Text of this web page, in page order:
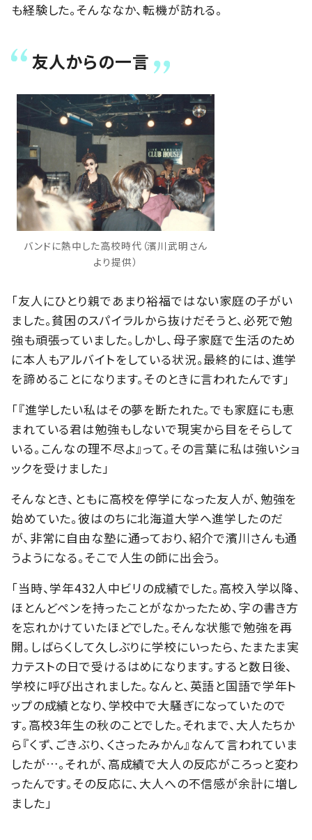
も経験した。そんななか、転機が訪れる。
友人からの一言
バンドに熱中した高校時代（濱川武明さん
より提供）
「友人にひとり親であまり裕福ではない家庭の子がい
ました。貧困のスパイラルから抜けだそうと、必死で勉
強も頑張っていました。しかし、母子家庭で生活のため
に本人もアルバイトをしている状況。最終的には、進学
を諦めることになります。そのときに言われたんです」
「『進学したい私はその夢を断たれた。でも家庭にも恵
まれている君は勉強もしないで現実から目をそらして
いる。こんなの理不尽よ』って。その言葉に私は強いショ
ックを受けました」
そんなとき、ともに高校を停学になった友人が、勉強を
始めていた。彼はのちに北海道大学へ進学したのだ
が、非常に自由な塾に通っており、紹介で濱川さんも通
うようになる。そこで人生の師に出会う。
「当時、学年432人中ビリの成績でした。高校入学以降、
ほとんどペンを持ったことがなかったため、字の書き方
を忘れかけていたほどでした。そんな状態で勉強を再
開。しばらくして久しぶりに学校にいったら、たまたま実
力テストの日で受けるはめになります。すると数日後、
学校に呼び出されました。なんと、英語と国語で学年ト
ップの成績となり、学校中で大騒ぎになっていたので
す。高校3年生の秋のことでした。それまで、大人たちか
ら『くず、ごきぶり、くさったみかん』なんて言われていま
したが…。それが、高成績で大人の反応がころっと変わ
ったんです。その反応に、大人への不信感が余計に増し
ました」